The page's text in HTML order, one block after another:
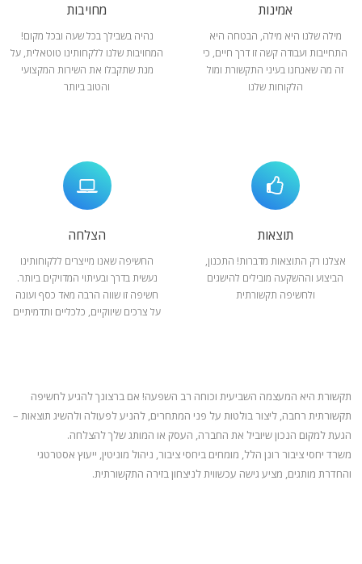
אמינות
מילה שלנו היא מילה, הבטחה היא
התחייבות ועבודה קשה זו דרך חיים, כי
זה מה שאנחנו בעיני התקשורת ומול
הלקוחות שלנו
מחויבות
נהיה בשבילך בכל שעה ובכל מקום!
המחויבות שלנו ללקחותינו טוטאלית, על
מנת שתקבלו את השירות המקצועי
והטוב ביותר
תוצאות
אצלנו רק התוצאות מדברות! התכנון,
הביצוע וההשקעה מובילים להישגים
ולחשיפה תקשורתית
הצלחה
החשיפה שאנו מייצרים ללקוחותינו
נעשית בדרך ובעיתוי המדויקים ביותר.
חשיפה זו שווה הרבה מאד כסף ועונה
על צרכים שיווקיים, כלכליים ותדמיתיים
תקשורת היא המעצמה השביעית וכוחה רב השפעה! אם ברצונך להגיע לחשיפה
תקשורתית רחבה, ליצור בולטות על פני המתחרים, להניעלפעולה ולהשיג תוצאות –
הגעת למקום הנכון שיוביל את החברה, העסק או המותג שלך להצלחה.
משרד יחסי ציבור רונן הלל, מומחים ביחסי ציבור, ניהול מוניטין, ייעוץ אסטרטגי
והחדרת מותגים, מציע גישה עכשווית לניצחון בזירה התקשורתית.